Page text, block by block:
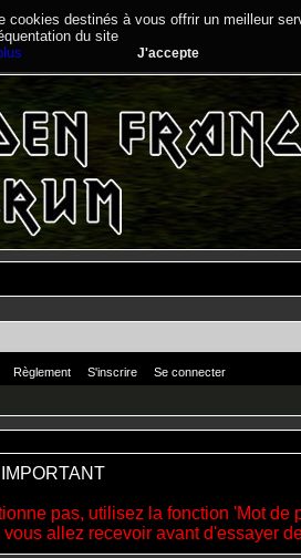
destinés à vous offrir un meilleur
du site
J'accepte
Règlement S'inscrire Se connecter
IMPORTANT
pas, utilisez la fonction 'Mot de
allez recevoir avant d'essayer